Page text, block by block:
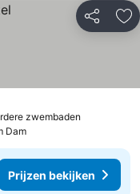
Delen
zwembaden
Dam
Prijzen bekijken